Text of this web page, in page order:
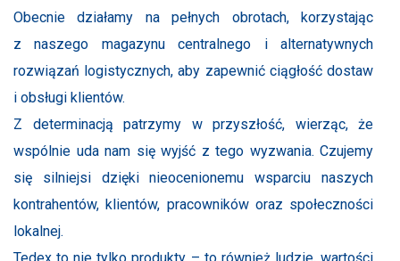
Obecnie działamy na pełnych obrotach, korzystając
z naszego magazynu centralnego i alternatywnych
rozwiązań logistycznych, aby zapewnić ciągłość dostaw
i obsługi klientów.
Z determinacją patrzymy w przyszłość, wierząc, że
wspólnie uda nam się wyjść z tego wyzwania. Czujemy
się silniejsi dzięki nieocenionemu wsparciu naszych
kontrahentów, klientów, pracowników oraz społeczności
lokalnej.